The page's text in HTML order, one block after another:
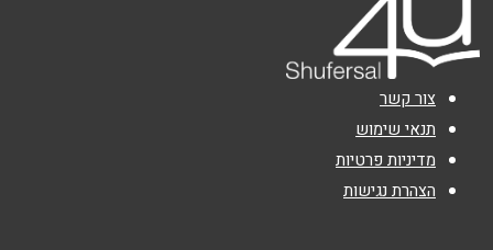
אימייל*
נושא*
אנא חזרו אלי בקשר ל...
צור קשר
תנאי שימוש
מדיניות פרטיות
הצהרת נגישות